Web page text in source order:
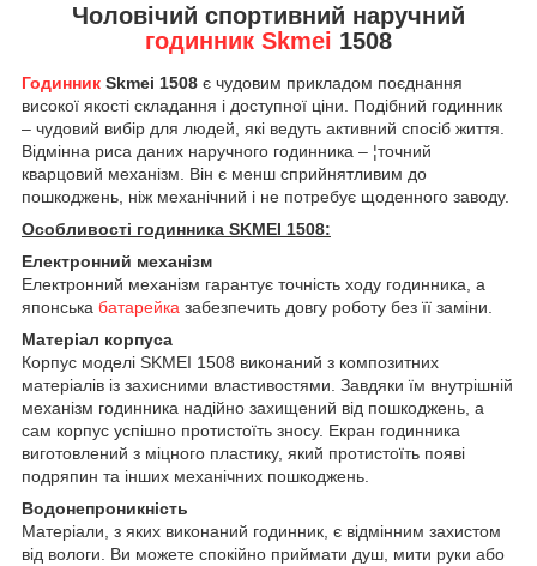
Чоловічий спортивний наручний
годинник Skmei 1508
Годинник Skmei 1508 є чудовим прикладом поєднання
високої якості складання і доступної ціни. Подібний годинник
– чудовий вибір для людей, які ведуть активний спосіб життя.
Відмінна риса даних наручного годинника – ¦точний
кварцовий механізм. Він є менш сприйнятливим до
пошкоджень, ніж механічний і не потребує щоденного заводу.
Особливості годинника SKMEI 1508:
Електронний механізм
Електронний механізм гарантує точність ходу годинника, а
японська батарейка забезпечить довгу роботу без її заміни.
Матеріал корпуса
Корпус моделі SKMEI 1508 виконаний з композитних
матеріалів із захисними властивостями. Завдяки їм внутрішній
механізм годинника надійно захищений від пошкоджень, а
сам корпус успішно протистоїть зносу. Екран годинника
виготовлений з міцного пластику, який протистоїть появі
подряпин та інших механічних пошкоджень.
Водонепроникність
Матеріали, з яких виконаний годинник, є відмінним захистом
від вологи. Ви можете спокійно приймати душ, мити руки або